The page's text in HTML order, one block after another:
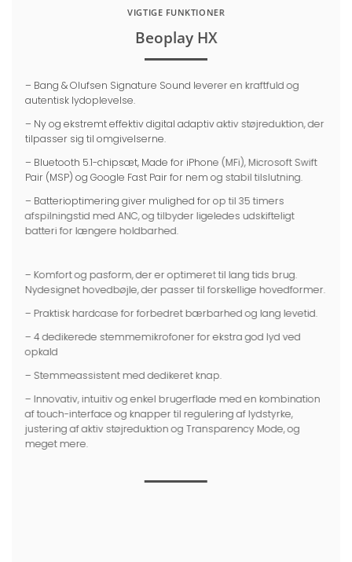
VIGTIGE FUNKTIONER
Beoplay HX
– Bang & Olufsen Signature Sound leverer en kraftfuld og
autentisk lydoplevelse.
– Ny og ekstremt effektiv digital adaptiv aktiv støjreduktion, der
tilpasser sig til omgivelserne.
– Bluetooth 5.1-chipsæt, Made for iPhone (MFi), Microsoft Swift
Pair (MSP) og Google Fast Pair for nem og stabil tilslutning.
– Batterioptimering giver mulighed for op til 35 timers
afspilningstid med ANC, og tilbyder ligeledes udskifteligt
batteri for længere holdbarhed.
– Komfort og pasform, der er optimeret til lang tids brug.
Nydesignet hovedbøjle, der passer til forskellige hovedformer.
– Praktisk hardcase for forbedret bærbarhed og lang levetid.
– 4 dedikerede stemmemikrofoner for ekstra god lyd ved
opkald
– Stemmeassistent med dedikeret knap.
– Innovativ, intuitiv og enkel brugerflade med en kombination
af touch-interface og knapper til regulering af lydstyrke,
justering af aktiv støjreduktion og Transparency Mode, og
meget mere.